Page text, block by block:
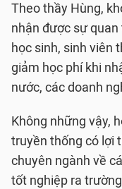
Theo thầy Hùng,
nhận được sự
học sinh, sinh viên
giảm học phí khi
nước, các doanh
Không những vậy,
truyền thống có lợi
chuyên ngành về
tốt nghiệp ra